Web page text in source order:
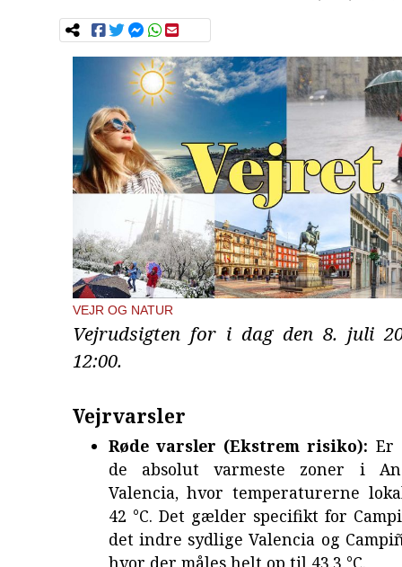
VEJR OG NATUR
Vejrudsigten for i dag den 8. juli
12:00.
Vejrvarsler
Røde varsler (Ekstrem risiko): Er
de absolut varmeste zoner i
Valencia, hvor temperaturerne
42 °C. Det gælder specifikt for
det indre sydlige Valencia og